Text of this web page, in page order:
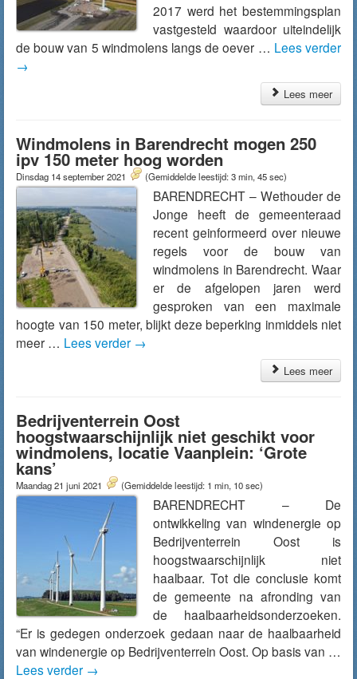
2017 werd het bestemmingsplan
vastgesteld waardoor uiteindelijk
de bouw van 5 windmolens langs de oever … Lees verder
→
Lees meer
Windmolens in Barendrecht mogen 250
ipv 150 meter hoog worden
Dinsdag 14 september 2021 (Gemiddelde leestijd: 3 min, 45 sec)
BARENDRECHT – Wethouder de
Jonge heeft de gemeenteraad
recent geinformeerd over nieuwe
regels voor de bouw van
windmolens in Barendrecht. Waar
er de afgelopen jaren werd
gesproken van een maximale
hoogte van 150 meter, blijkt deze beperking inmiddels niet
meer … Lees verder →
Lees meer
Bedrijventerrein Oost
hoogstwaarschijnlijk niet geschikt voor
windmolens, locatie Vaanplein: ‘Grote
kans’
Maandag 21 juni 2021 (Gemiddelde leestijd: 1 min, 10 sec)
BARENDRECHT – De
ontwikkeling van windenergie op
Bedrijventerrein Oost is
hoogstwaarschijnlijk niet
haalbaar. Tot die conclusie komt
de gemeente na afronding van
de haalbaarheidsonderzoeken.
“Er is gedegen onderzoek gedaan naar de haalbaarheid
van windenergie op Bedrijventerrein Oost. Op basis van …
Lees verder →